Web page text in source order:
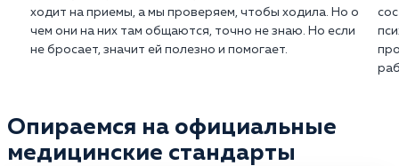
ходит на приемы, а мы проверяем, чтобы ходила. Но о
чем они на них там общаются, точно не знаю. Но если
не бросает, значит ей полезно и помогает.
Опираемся на официальные
медицинские стандарты